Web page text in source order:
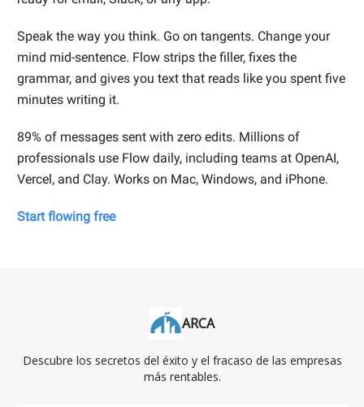
Speak the way you think. Go on tangents. Change your
mind mid-sentence. Flow strips the filler, fixes the
grammar, and gives you text that reads like you spent five
minutes writing it.
89% of messages sent with zero edits. Millions of
professionals use Flow daily, including teams at OpenAI,
Vercel, and Clay. Works on Mac, Windows, and iPhone.
Start flowing free
ARCA
Descubre los secretos del éxito y el fracaso de las empresas
más rentables.